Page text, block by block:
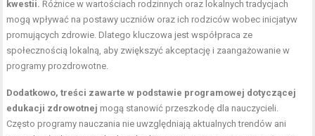
kwestii. Różnice w wartościach rodzinnych oraz lokalnych tradycjach
mogą wpływać na postawy uczniów oraz ich rodziców wobec inicjatyw
promujących zdrowie. Dlatego kluczowa jest współpraca ze
społecznością lokalną, aby zwiększyć akceptację i zaangażowanie w
programy prozdrowotne.
Dodatkowo, treści zawarte w podstawie programowej dotyczącej
edukacji zdrowotnej mogą stanowić przeszkodę dla nauczycieli.
Często programy nauczania nie uwzględniają aktualnych trendów ani